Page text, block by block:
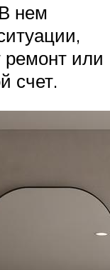
нем
или
счет.